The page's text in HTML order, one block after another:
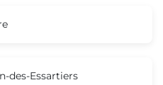
des-Essartiers